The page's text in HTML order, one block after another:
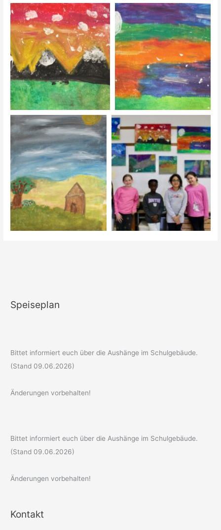
Speiseplan
Bittet informiert euch über die Aushänge im Schulgebäude.
(Stand 09.06.2026)
Änderungen vorbehalten!
Bittet informiert euch über die Aushänge im Schulgebäude.
(Stand 09.06.2026)
Änderungen vorbehalten!
Kontakt